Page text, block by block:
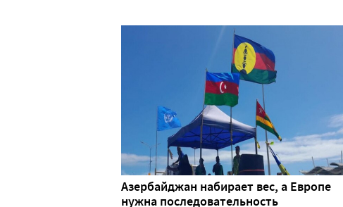
Азербайджан набирает вес, а Европе
нужна последовательность